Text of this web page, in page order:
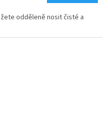
odděleně nosit čisté a